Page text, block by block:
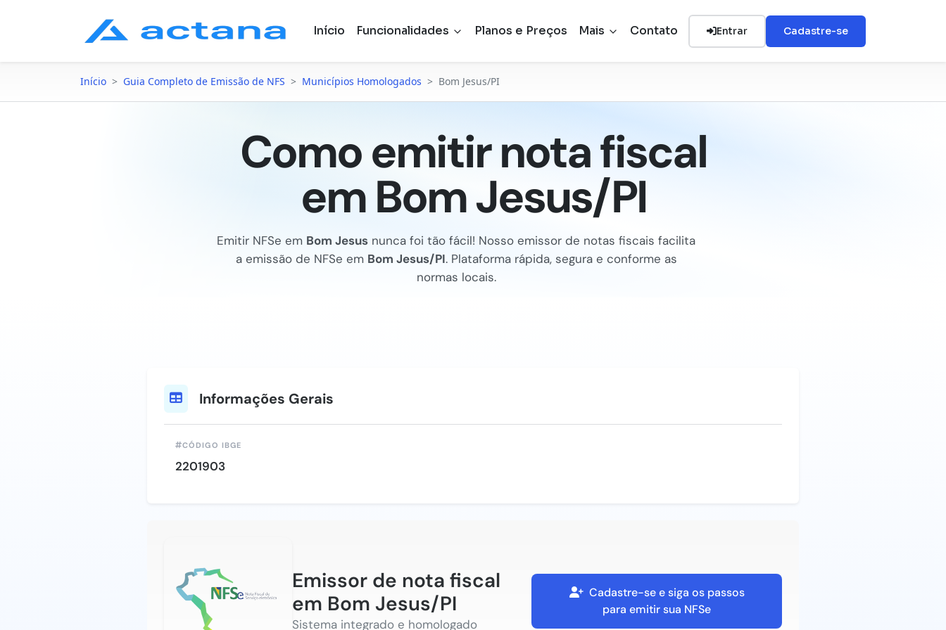
Início Funcionalidades Planos e Preços Mais Contato Entrar Cadastre-se
Início > Guia Completo de Emissão de NFS > Municípios Homologados > Bom Jesus/PI
Como emitir nota fiscal
em Bom Jesus/PI
Emitir NFSe em Bom Jesus nunca foi tão fácil! Nosso emissor de notas fiscais facilita
a emissão de NFSe em Bom Jesus/PI. Plataforma rápida, segura e conforme as
normas locais.
Informações Gerais
CÓDIGO IBGE
2201903
Emissor de nota fiscal
em Bom Jesus/PI
Sistema integrado e homologado
Cadastre-se e siga os passos
para emitir sua NFSe